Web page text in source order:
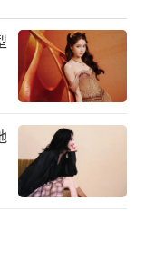
更要耐得住寂
定坚持在这
们的这句话，
正想要掌握半
学习整个实验
工作的枯燥取